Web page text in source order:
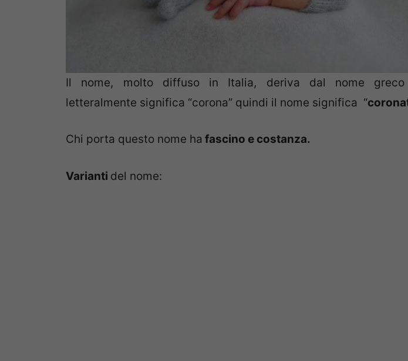
Il nome, molto diffuso in Italia, deriva dal nome greco
letteralmente significa “corona” quindi il nome significa “
Chi porta questo nome ha fascino e costanza.
Varianti del nome: